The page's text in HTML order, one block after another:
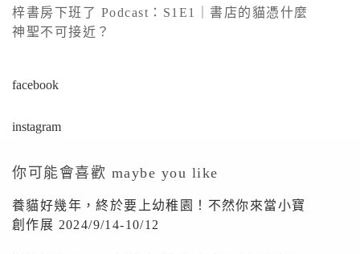
:梓書房下班了 Podcast：S1E1｜書店的貓憑什麼
神聖不可接近？
facebook
instagram
你可能會喜歡 maybe you like
養貓好幾年，終於要上幼稚園！不然你來當小寶
創作展 2024/9/14-10/12